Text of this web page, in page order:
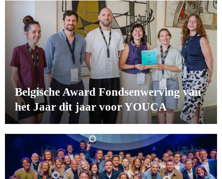
Belgische Award Fondsenwerving van
het Jaar dit jaar voor YOUCA